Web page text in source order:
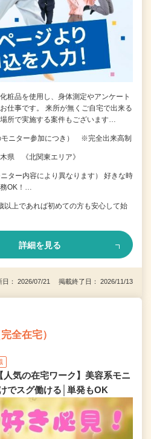
粧品を使用し、身体測定やアンケート
仕事です。 来所が無くご自宅で出来る
所で実施する案件もございます…
モニター参加につき） ※完全出来高制
県 《北関東エリア》
ター内容により異なります） 好きな時
務OK！…
上であれば初めての方も安心して始
詳細を見る
日： 2026/07/21 掲載終了日： 2026/11/13
全在宅）
人気の在宅ワーク】美容系モニ
でスグ働ける│単発もOK